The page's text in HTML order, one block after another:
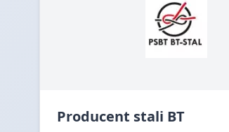
Producent stali BT